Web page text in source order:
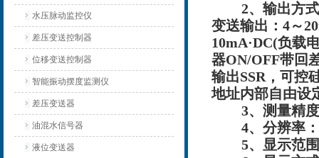
水压脉动监控仪
差压变送控制器
位移变送控制器
智能振动摆度监测仪
差压变送器
油混水信号器
液位变送器
2、输出方式
变送输出：4～
10mA·DC(负载
器ON/OFF带回
输出SSR，可控
地址内部自由设
3、测量精
4、分辨率
5、显示范